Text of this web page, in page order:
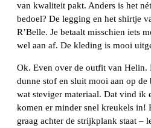
van kwaliteit pakt. Anders is het
bedoel? De legging en het shirtje
R’Belle. Je betaalt misschien iets
wel aan af. De kleding is mooi
Ok. Even over de outfit van Helin.
dunne stof en sluit mooi aan op de
wat steviger materiaal. Dat vind ik
komen er minder snel kreukels in!
graag achter de strijkplank staat –